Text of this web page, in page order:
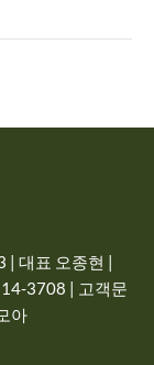
| 대표 오종현 |
3708 | 고객문
아